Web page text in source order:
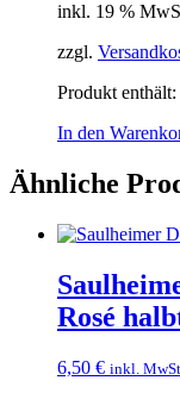
inkl. 19 %
zzgl.
Produkt
In den
Ähnliche
Rosé
6,50 € inkl. MwSt.